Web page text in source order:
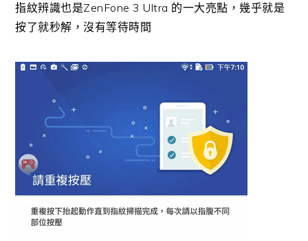
指紋辨識也是ZenFone 3 Ultra 的一大亮點，幾乎就是
按了就秒解，沒有等待時間